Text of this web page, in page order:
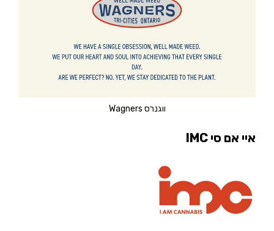
ווגנרס Wagners
איי אם סי IMC